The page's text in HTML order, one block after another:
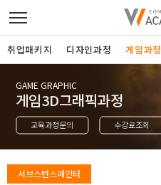
디자인정규과정
디자인단과과정
게임과정
취업패키지 디자인과정 게임과정
GAME GRAPHIC
게임3D그래픽과정
교육과정문의 수강료조회
서브스턴스페인터